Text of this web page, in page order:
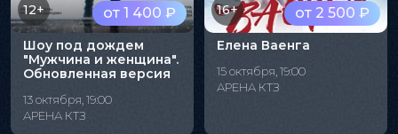
от 1 400 ₽
12+
Шоу под дождем
"Мужчина и женщина".
Обновленная версия
13 октября, 19:00
АРЕНА КТЗ
от 2 500 ₽
16+
Елена Ваенга
15 октября, 19:00
АРЕНА КТЗ